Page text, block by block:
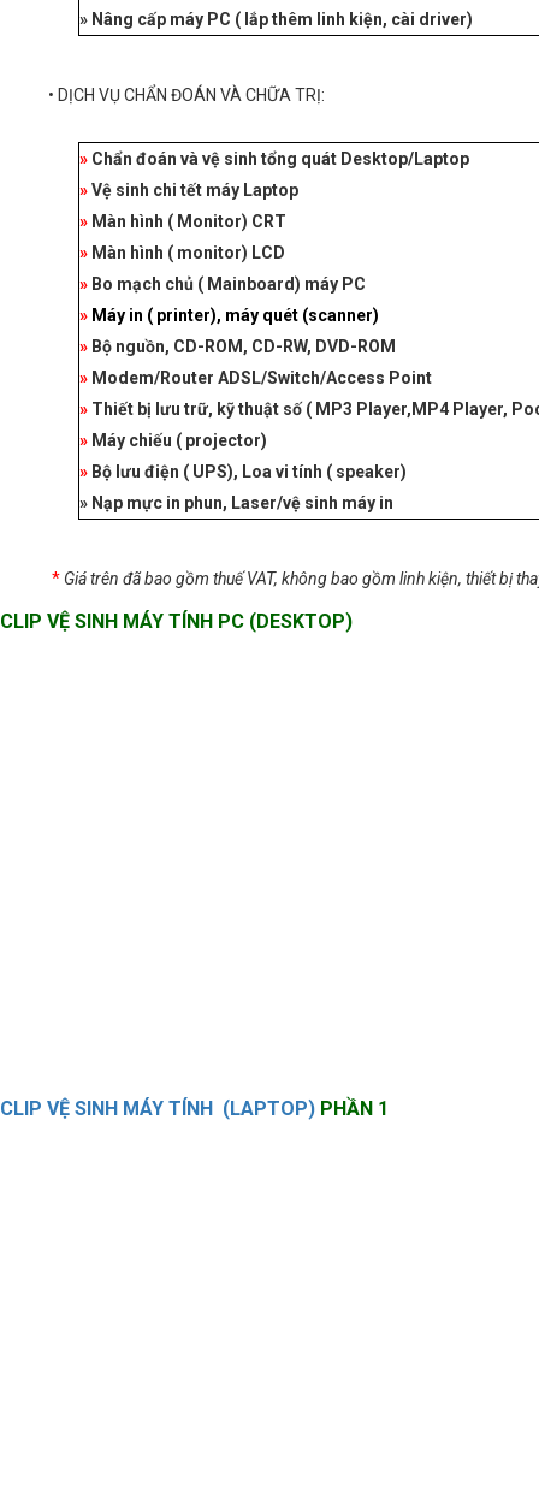
» Nâng cấp máy PC ( lắp thêm linh kiện, cài driver)
• DỊCH VỤ CHẨN ĐOÁN VÀ CHỮA TRỊ:
» Chẩn đoán và vệ sinh tổng quát Desktop/Laptop
»Vệ sinh chi tết máy Laptop
» Màn hình ( Monitor) CRT
» Màn hình ( monitor) LCD
» Bo mạch chủ ( Mainboard) máy PC
» Máy in ( printer), máy quét (scanner)
» Bộ nguồn, CD-ROM, CD-RW, DVD-ROM
» Modem/Router ADSL/Switch/Access Point
» Thiết bị lưu trữ, kỹ thuật số ( MP3 Player,MP4 Player,
» Máy chiếu ( projector)
» Bộ lưu điện ( UPS), Loa vi tính ( speaker)
» Nạp mực in phun, Laser/vệ sinh máy in
* Giá trên đã bao gồm thuế VAT, không bao gồm linh kiện, thiết bị
CLIP VỆ SINH MÁY TÍNH PC (DESKTOP)
CLIP VỆ SINH MÁY TÍNH (LAPTOP) PHẦN 1